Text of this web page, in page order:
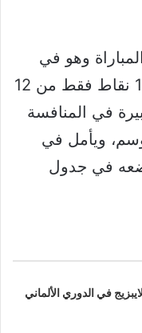
المباراة وهو في
المركز السادس عشر برصيد 10 نقاط فقط من 12
في المنافسة
ويأمل في
في جدول
في الدوري الألماني